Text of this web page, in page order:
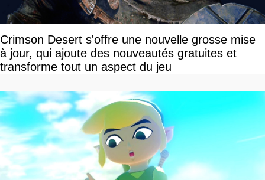
Crimson Desert s'offre une nouvelle grosse mise
à jour, qui ajoute des nouveautés gratuites et
transforme tout un aspect du jeu